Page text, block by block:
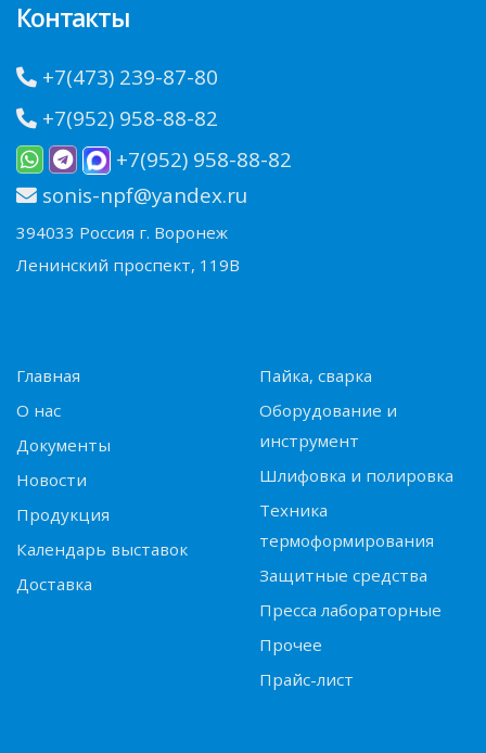
Контакты
+7(473) 239-87-80
+7(952) 958-88-82
+7(952) 958-88-82
sonis-npf@yandex.ru
394033 Россия г. Воронеж
Ленинский проспект, 119В
Главная
О нас
Документы
Новости
Продукция
Календарь выставок
Доставка
Пайка, сварка
Оборудование и
инструмент
Шлифовка и полировка
Техника
термоформирования
Защитные средства
Пресса лабораторные
Прочее
Прайс-лист